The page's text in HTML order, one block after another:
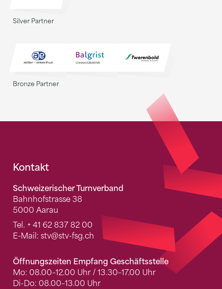
Silver Partner
Bronze Partner
Fusszeile
Kontakt
Schweizerischer Turnverband
Bahnhofstrasse 38
5000 Aarau
Tel. + 41 62 837 82 00
E-Mail: stv@stv-fsg.ch
Öffnungszeiten Empfang Geschäftsstelle
Mo: 08.00–12.00 Uhr / 13.30–17.00 Uhr
Di-Do: 08.00–13.00 Uhr